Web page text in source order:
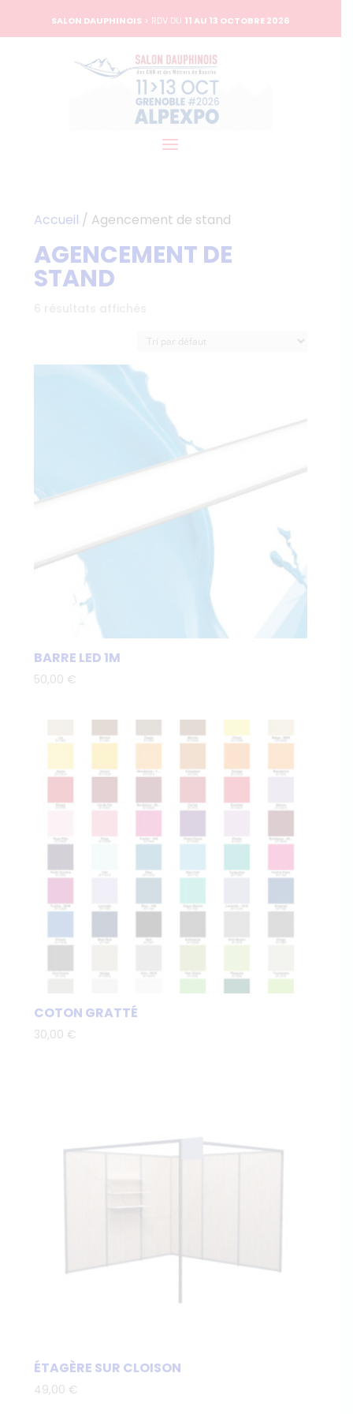
SALON DAUPHINOIS > RDV DU 11 AU 13 OCTOBRE 2026
Accueil / Agencement de stand
AGENCEMENT DE
STAND
BARRE LED 1M
50,00 €
COTON GRATTÉ
30,00 €
ÉTAGÈRE SUR CLOISON
49,00 €